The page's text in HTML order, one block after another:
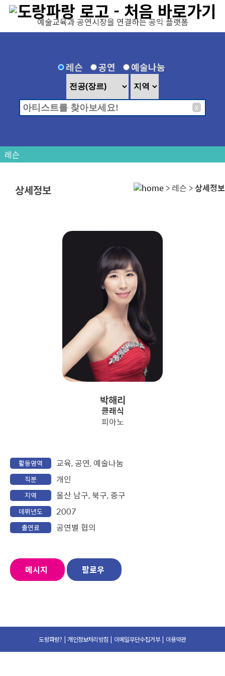
탑메뉴 바로가기
본문 바로가기
예술교육과 공연시장을 연결하는 공익 플랫폼
레슨 공연 예술나눔
X
레슨
상세정보 > 레슨 >상세정보
박해리
클래식
피아노
활동영역 교육, 공연, 예술나눔
직분 개인
지역 울산 남구, 북구, 중구
데뷔년도 2007
출연료 공연별 협의
메시지 팔로우
도랑파랑? |개인정보처리방침 | 이메일무단수집거부| 이용약관